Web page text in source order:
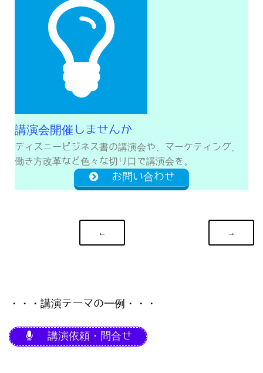
講演会開催しませんか
ディズニービジネス書の講演会や、マーケティング、
働き方改革など色々な切り口で講演会を。
お問い合わせ
← →
・・・講演テーマの一例・・・
講演依頼・問合せ